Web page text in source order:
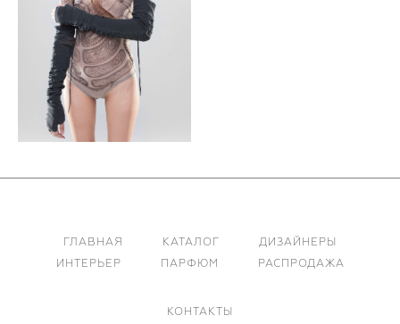
ГЛАВНАЯ КАТАЛОГ
ДИЗАЙНЕРЫ
ИНТЕРЬЕР
ПАРФЮМ РАСПРОДАЖА
КОНТАКТЫ